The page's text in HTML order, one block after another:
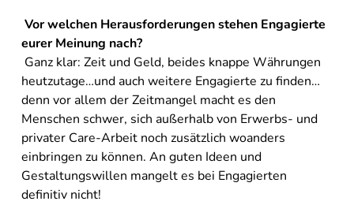
Vor welchen Herausforderungen stehen Engagierte
eurer Meinung nach?
Ganz klar: Zeit und Geld, beides knappe Währungen
heutzutage…und auch weitere Engagierte zu finden…
denn vor allem der Zeitmangel macht es den
Menschen schwer, sich außerhalb von Erwerbs- und
privater Care-Arbeit noch zusätzlich woanders
einbringen zu können. An guten Ideen und
Gestaltungswillen mangelt es bei Engagierten
definitiv nicht!